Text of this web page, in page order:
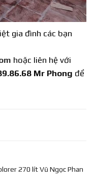
gia đình các bạn
hoặc liên hệ với
Mr Phong để
270 lít Vũ Ngọc Phan